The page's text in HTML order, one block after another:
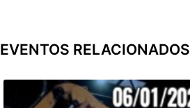
EVENTOS RELACIONADOS